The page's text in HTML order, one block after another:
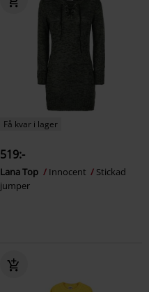
Få kvar i lager
519:-
Lana Top Innocent
Stickad
jumper